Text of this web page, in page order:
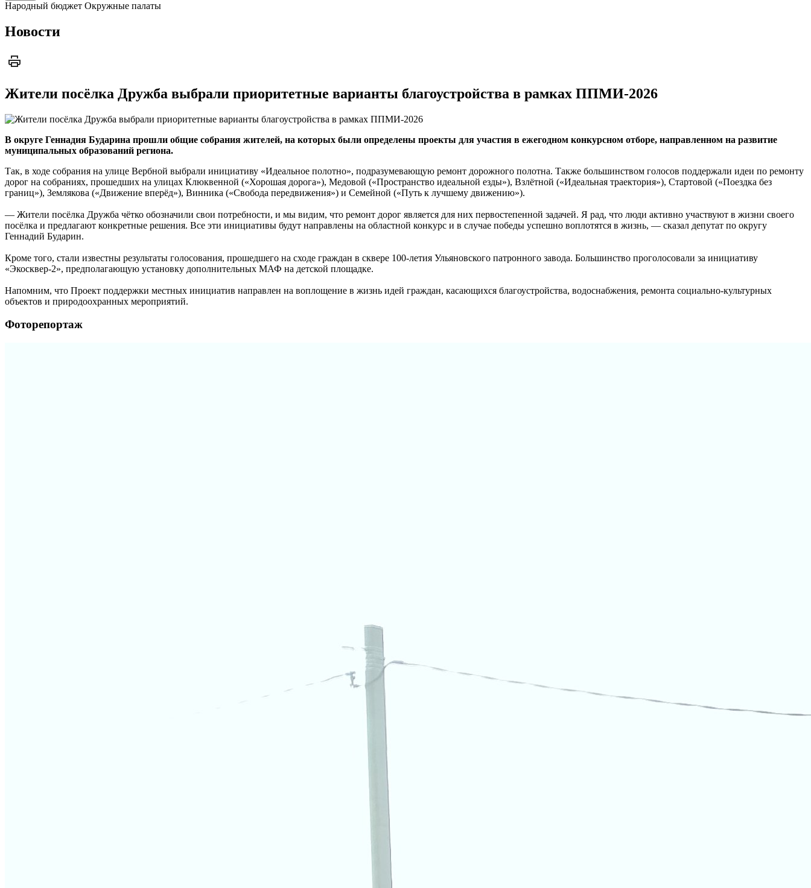
Народный бюджет Окружные палаты
Новости
Жители посёлка Дружба выбрали приоритетные варианты благоустройства в рамках ППМИ-2026
В округе Геннадия Бударина прошли общие собрания жителей, на которых были определены проекты для участия в ежегодном конкурсном отборе, направленном на развитие
муниципальных образований региона.
Так, в ходе собрания на улице Вербной выбрали инициативу «Идеальное полотно», подразумевающую ремонт дорожного полотна. Также большинством голосов поддержали идеи по ремонту
дорог на собраниях, прошедших на улицах Клюквенной («Хорошая дорога»), Медовой («Пространство идеальной езды»), Взлётной («Идеальная траектория»), Стартовой («Поездка без
границ»), Землякова («Движение вперёд»), Винника («Свобода передвижения») и Семейной («Путь к лучшему движению»).
— Жители посёлка Дружба чётко обозначили свои потребности, и мы видим, что ремонт дорог является для них первостепенной задачей. Я рад, что люди активно участвуют в жизни своего
посёлка и предлагают конкретные решения. Все эти инициативы будут направлены на областной конкурс и в случае победы успешно воплотятся в жизнь, — сказал депутат по округу
Геннадий Бударин.
Кроме того, стали известны результаты голосования, прошедшего на сходе граждан в сквере 100-летия Ульяновского патронного завода. Большинство проголосовали за инициативу
«Экосквер-2», предполагающую установку дополнительных МАФ на детской площадке.
Напомним, что Проект поддержки местных инициатив направлен на воплощение в жизнь идей граждан, касающихся благоустройства, водоснабжения, ремонта социально-культурных
объектов и природоохранных мероприятий.
Фоторепортаж